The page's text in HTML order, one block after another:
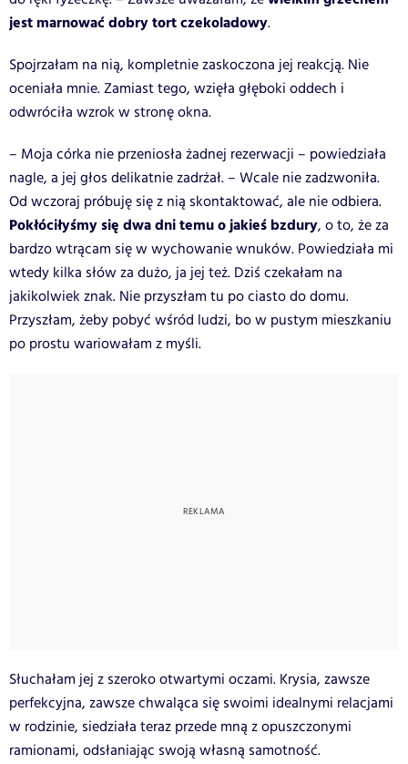
jest marnować dobry tort czekoladowy.
Spojrzałam na nią, kompletnie zaskoczona jej reakcją. Nie
oceniała mnie. Zamiast tego, wzięła głęboki oddech i
odwróciła wzrok w stronę okna.
– Moja córka nie przeniosła żadnej rezerwacji – powiedziała
nagle, a jej głos delikatnie zadrżał. – Wcale nie zadzwoniła.
Od wczoraj próbuję się z nią skontaktować, ale nie odbiera.
Pokłóciłyśmy się dwa dni temu o jakieś bzdury, o to, że za
bardzo wtrącam się w wychowanie wnuków. Powiedziała mi
wtedy kilka słów za dużo, ja jej też. Dziś czekałam na
jakikolwiek znak. Nie przyszłam tu po ciasto do domu.
Przyszłam, żeby pobyć wśród ludzi, bo w pustym mieszkaniu
po prostu wariowałam z myśli.
Słuchałam jej z szeroko otwartymi oczami. Krysia, zawsze
perfekcyjna, zawsze chwaląca się swoimi idealnymi relacjami
w rodzinie, siedziała teraz przede mną z opuszczonymi
ramionami, odsłaniając swoją własną samotność.